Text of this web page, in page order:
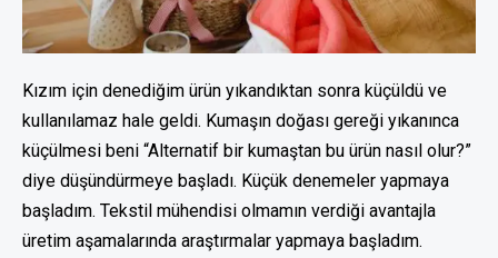
Kızım için denediğim ürün yıkandıktan sonra küçüldü ve
kullanılamaz hale geldi. Kumaşın doğası gereği yıkanınca
küçülmesi beni “Alternatif bir kumaştan bu ürün nasıl olur?”
diye düşündürmeye başladı. Küçük denemeler yapmaya
başladım. Tekstil mühendisi olmamın verdiği avantajla
üretim aşamalarında araştırmalar yapmaya başladım.